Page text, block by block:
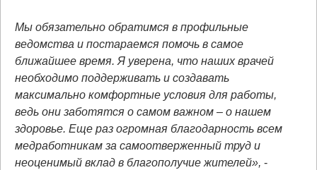
Мы обязательно обратимся в профильные
ведомства и постараемся помочь в самое
ближайшее время. Я уверена, что наших врачей
необходимо поддерживать и создавать
максимально комфортные условия для работы,
ведь они заботятся о самом важном – о нашем
здоровье. Еще раз огромная благодарность всем
медработникам за самоотверженный труд и
неоценимый вклад в благополучие жителей», -